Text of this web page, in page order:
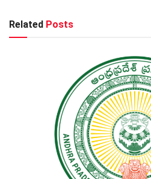
Related Posts